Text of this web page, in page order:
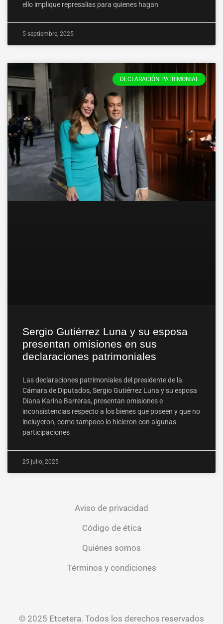
ello implique represalias para quienes hagan
5 septiembre, 2025
DECLARACIÓN PATRIMONIAL
Sergio Gutiérrez Luna y su esposa
presentan omisiones en sus
declaraciones patrimoniales
Las declaraciones patrimoniales del presidente de la
Cámara de Diputados, Sergio Gutiérrez Luna y su esposa
Diana Karina Barreras, presentan omisiones e
inconsistencias respecto a los bienes que poseen y que no
incluyeron, como tampoco lo hicieron con algunas
participaciones
25 julio, 2025
Aviso de privacidad
Código de ética
Quiénes somos
Términos y condiciones
© 2025 Etcetera. Todos los derechos reservados